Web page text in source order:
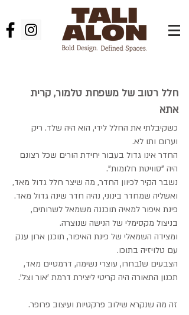
חלל רטוב של משפחת טלמור, קרית
אתא
כשקיבלתי את החלל לידי, הוא היה שלד. ריק
וערום ותו לא.
החדר אינו גדול בעבור יחידת הורים שכל רצונם
היה "סוויטת חלומות".
נשבר הקיר לכיוון החדר, מה שיצר חלל גדול מאד,
ואשליה שמחדר בינוני, נהיה חדר שינה גדול מאד.
פינת איפור למאיה תוכננה משמאל לשרותים,
בניצול מקסימלי של הנישה שנוצרה.
ומצידה השמאלי של פינת האיפור, תוכנן ארון ענק
עם טלויזיה בתוכו.
הצבעים שנבחרו, עוצרי נשימה, דרמטיים מאד,
תכנון התאורה היה קריטי ליצירת דרמת 'אור וצל'.
זה מה שנקרא שילוב פרקטיות ועיצוב פרופר.